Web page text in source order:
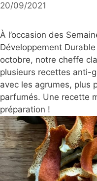
20/09/2021
À l’occasion des
Développement
octobre, notre cheffe
plusieurs recettes anti-
avec les agrumes, plus
parfumés. Une recette
préparation !